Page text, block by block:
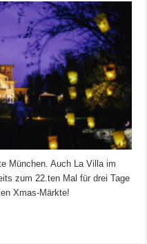
München. Auch La Villa im
zum 22.ten Mal für drei Tage
Xmas-Märkte!